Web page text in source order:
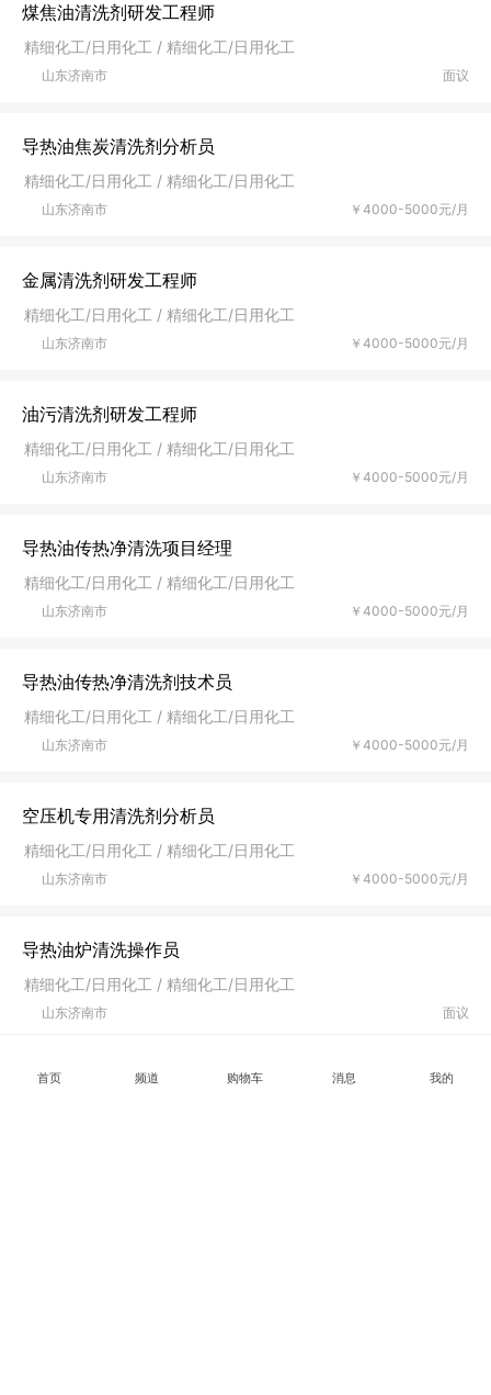
煤焦油清洗剂研发工程师
精细化工/日用化工 / 精细化工/日用化工
面议
山东济南市
导热油焦炭清洗剂分析员
精细化工/日用化工 / 精细化工/日用化工
￥4000-5000元/月
山东济南市
金属清洗剂研发工程师
精细化工/日用化工 / 精细化工/日用化工
￥4000-5000元/月
山东济南市
油污清洗剂研发工程师
精细化工/日用化工 / 精细化工/日用化工
￥4000-5000元/月
山东济南市
导热油传热净清洗项目经理
精细化工/日用化工 / 精细化工/日用化工
￥4000-5000元/月
山东济南市
导热油传热净清洗剂技术员
精细化工/日用化工 / 精细化工/日用化工
￥4000-5000元/月
山东济南市
空压机专用清洗剂分析员
精细化工/日用化工 / 精细化工/日用化工
￥4000-5000元/月
山东济南市
导热油炉清洗操作员
精细化工/日用化工 / 精细化工/日用化工
面议
山东济南市
初冷器清洗设备工程师
首页 频道 购物车 消息 我的